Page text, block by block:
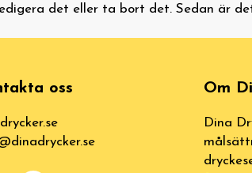
det eller ta bort det. Sedan är
oss Om
Dina